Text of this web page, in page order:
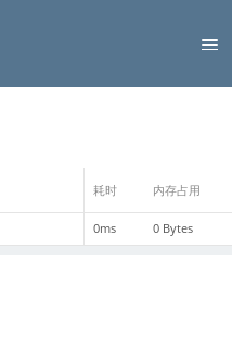
耗时 内存占用
0ms 0 Bytes